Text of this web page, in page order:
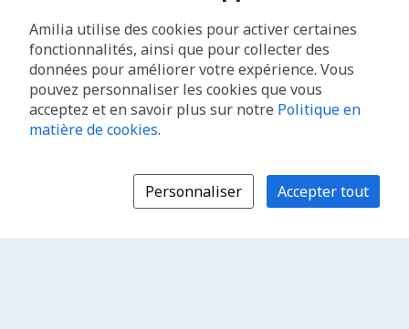
Amilia utilise des cookies pour activer certaines
fonctionnalités, ainsi que pour collecter des
données pour améliorer votre expérience. Vous
pouvez personnaliser les cookies que vous
acceptez et en savoir plus sur notre Politique en
matière de cookies.
Personnaliser Accepter tout